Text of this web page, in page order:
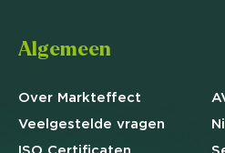
Algemeen
Over Markteffect
Veelgestelde vragen